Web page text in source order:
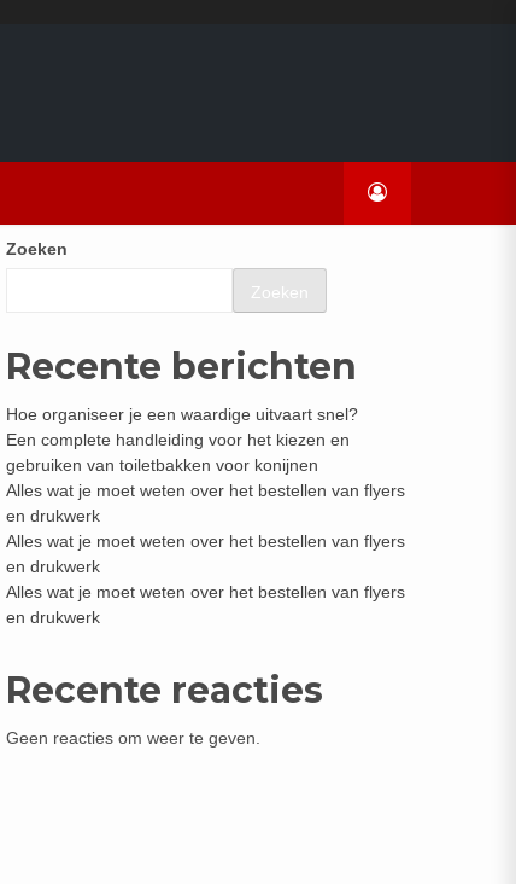
Zoeken
Zoeken
Recente berichten
Hoe organiseer je een waardige uitvaart snel?
Een complete handleiding voor het kiezen en
gebruiken van toiletbakken voor konijnen
Alles wat je moet weten over het bestellen van flyers
en drukwerk
Alles wat je moet weten over het bestellen van flyers
en drukwerk
Alles wat je moet weten over het bestellen van flyers
en drukwerk
Recente reacties
Geen reacties om weer te geven.